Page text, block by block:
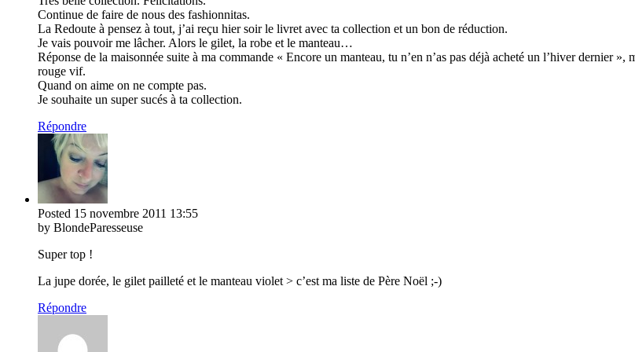
Continue de faire de nous des fashionnitas.
La Redoute à pensez à tout, j’ai reçu hier soir le livret avec ta collection et un bon de réduction.
Je vais pouvoir me lâcher. Alors le gilet, la robe et le manteau…
Réponse de la maisonnée suite à ma commande « Encore un manteau, tu n’en n’as pas déjà acheté un l’hiver dernier
rouge vif.
Quand on aime on ne compte pas.
Je souhaite un super sucés à ta collection.
Répondre
Posted 15 novembre 2011 13:55
by BlondeParesseuse
Super top !
La jupe dorée, le gilet pailleté et le manteau violet > c’est ma liste de Père Noël ;-)
Répondre